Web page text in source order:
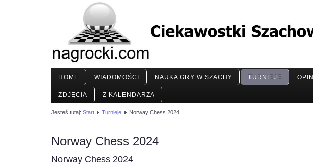
HOME WIADOMOŚCI NAUKA GRY W SZACHY TURNIEJE
ZDJĘCIA Z KALENDARZA
Jesteś tutaj: Start Turnieje Norway Chess 2024
Norway Chess 2024
Norway Chess 2024